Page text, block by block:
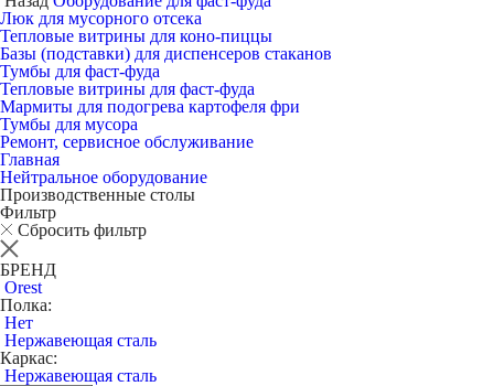
Люк для мусорного отсека
Тепловые витрины для коно-пиццы
Базы (подставки) для диспенсеров стаканов
Тумбы для фаст-фуда
Тепловые витрины для фаст-фуда
Мармиты для подогрева картофеля фри
Тумбы для мусора
Ремонт, сервисное обслуживание
Главная
Нейтральное оборудование
Производственные столы
Фильтр
Сбросить фильтр
БРЕНД
Orest
Полка:
Нет
Нержавеющая сталь
Каркас:
Нержавеющая сталь